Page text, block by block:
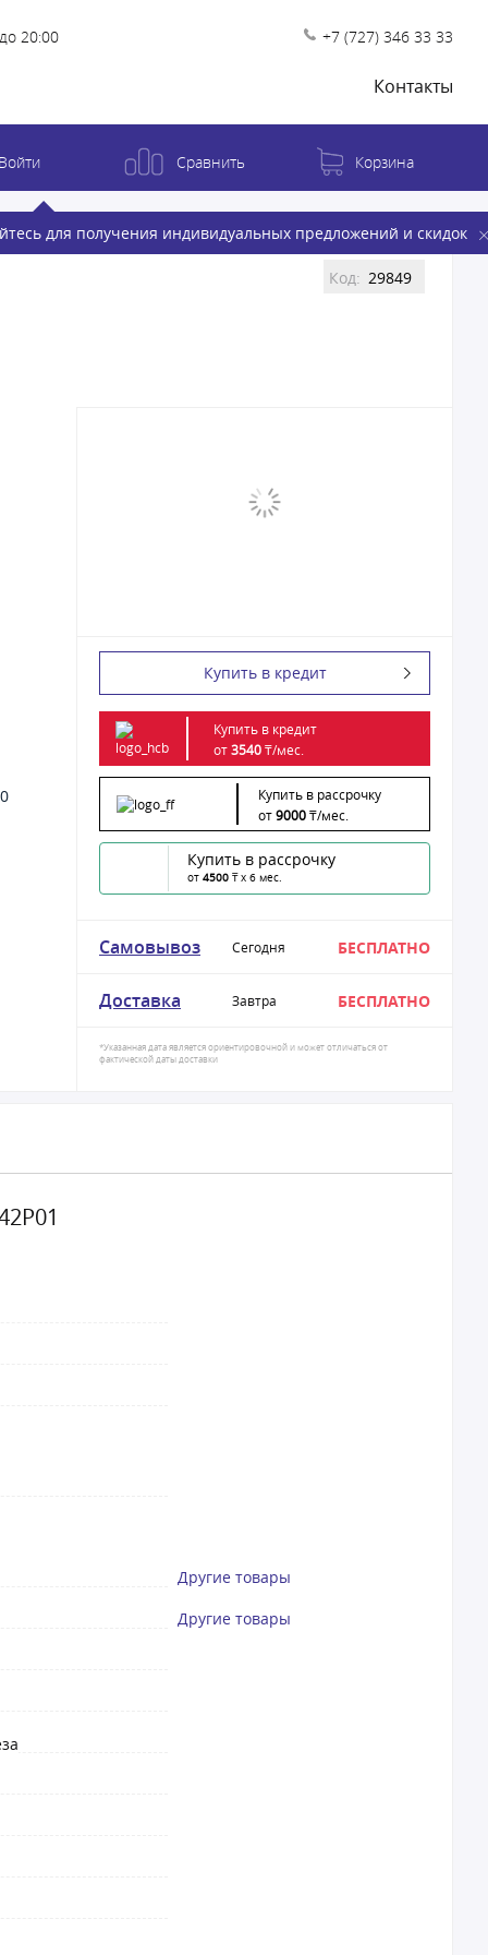
20:00 +7 (727) 346 33 33
Контакты
Войти
для получения индивидуальных предложений и скидок
Сравнить Корзина
Код: 29849
Купить в кредит
Купить в кредит
от3540₸/мес.
Купить в рассрочку
от9000₸/мес.
Купить в рассрочку
от 4500 ₸ x 6 мес.
Самовывоз Сегодня БЕСПЛАТНО
Доставка Завтра БЕСПЛАТНО
*Указанная дата является ориентировочной и может отличаться от
фактической даты доставки
Другие товары
Другие товары